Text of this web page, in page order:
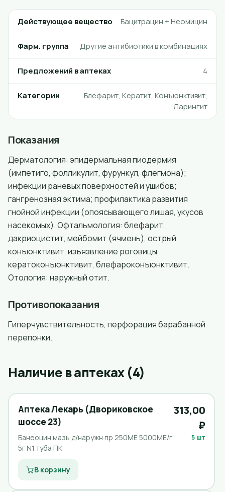
Действующее вещество Бацитрацин + Неомицин
Фарм. группа Другие антибиотики в комбинациях
Предложений в аптеках 4
Категории
Блефарит, Кератит, Конъюнктивит,
Ларингит
Показания
Дерматология: эпидермальная пиодермия
(импетиго, фолликулит, фурункул, флегмона);
инфекции раневых поверхностей и ушибов;
гангренозная эктима; профилактика развития
гнойной инфекции (опоясывающего лишая, укусов
насекомых). Офтальмология: блефарит,
дакриоцистит, мейбомит (ячмень), острый
конъюнктивит, изъязвление роговицы,
кератоконъюнктивит, блефароконъюнктивит.
Отология: наружный отит.
Противопоказания
Гиперчувствительность, перфорация барабанной
перепонки.
Наличие в аптеках (4)
Аптека Лекарь (Двориковское
шоссе 23)
Банеоцин мазь д/наружн пр 250ME 5000МЕ/г
5г N1 туба ПК
313,00
₽
5 шт
В корзину